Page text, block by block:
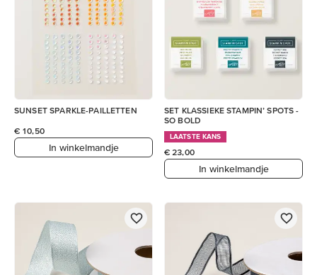
SUNSET SPARKLE-PAILLETTEN
€ 10,50
In winkelmandje
SET KLASSIEKE STAMPIN’ SPOTS -
SO BOLD
LAATSTE KANS
€ 23,00
In winkelmandje